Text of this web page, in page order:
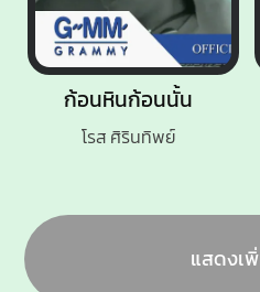
ก้อนหินก้อนนั้น
โรส ศิรินทิพย์
แสดงเ